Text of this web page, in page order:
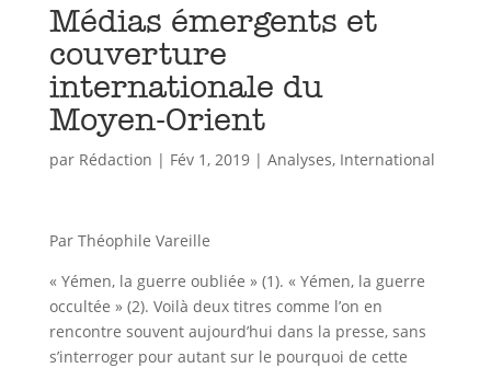
Médias émergents et
couverture
internationale du
Moyen-Orient
par Rédaction | Fév 1, 2019| Analyses, International
Par Théophile Vareille
« Yémen, la guerre oubliée » (1). « Yémen, la guerre
occultée » (2). Voilà deux titres comme l’on en
rencontre souvent aujourd’hui dans la presse, sans
s’interroger pour autant sur le pourquoi de cette